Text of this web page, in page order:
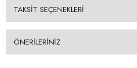
TAKSİT SEÇENEKLERİ
ÖNERİLERİNİZ